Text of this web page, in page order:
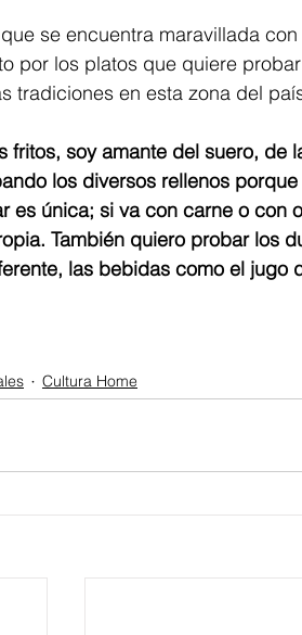
se encuentra maravillada
por los platos que quiere
tradiciones en esta zona del
fritos, soy amante del suero, de
los diversos rellenos
es única; si va con carne o con
También quiero probar los
las bebidas como el jugo
Cultura Home